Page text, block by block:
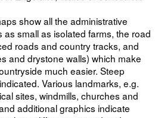
show all the administrative
small as isolated farms, the road
roads and country tracks, and
and drystone walls) which make
much easier. Steep
Various landmarks, e.g.
sites, windmills, churches and
additional graphics indicate